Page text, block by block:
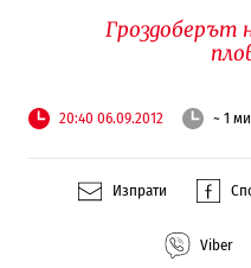
Гроздоберът
20:40 06.09.2012 ~ 1
Изпрати
Viber